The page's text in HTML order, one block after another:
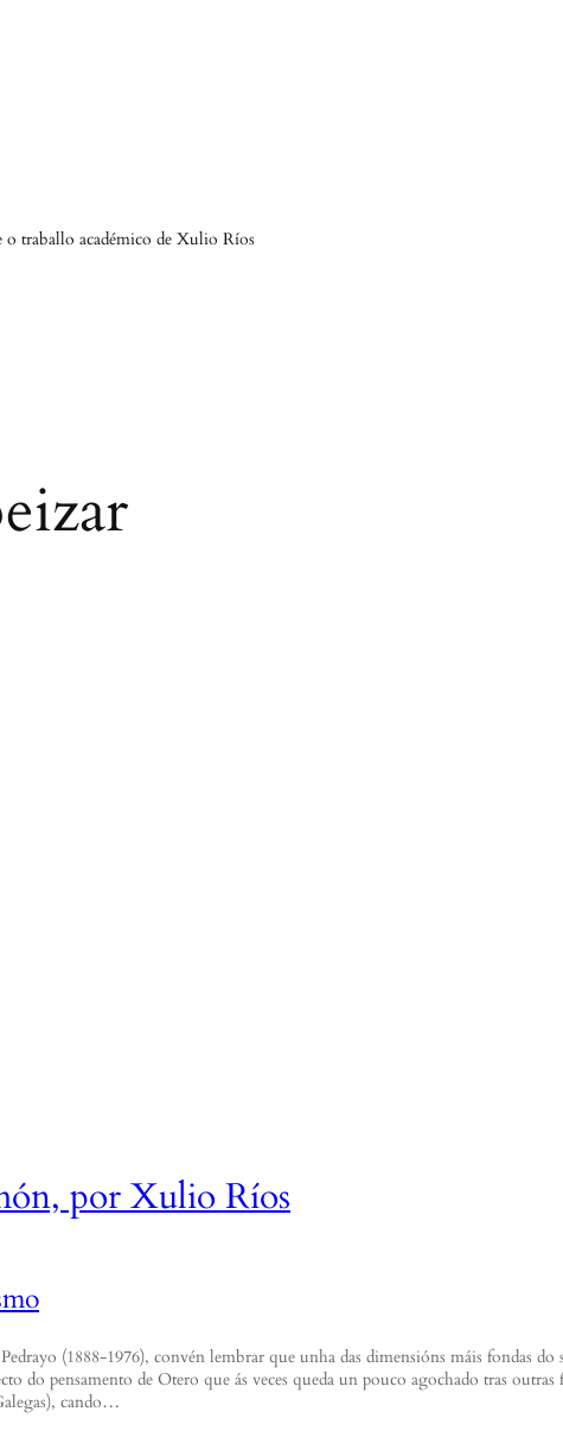
o traballo académico de Xulio Ríos
por Xulio Ríos
(1888-1976), convén lembrar que unha das dimensións máis fondas do
do pensamento de Otero que ás veces queda un pouco agochado tras outras
cando…